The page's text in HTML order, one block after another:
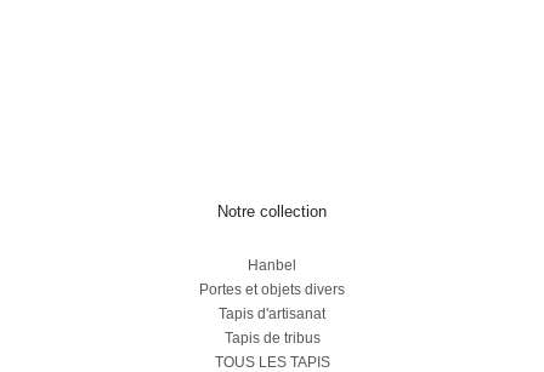
Notre collection
Hanbel
Portes et objets divers
Tapis d'artisanat
Tapis de tribus
TOUS LES TAPIS